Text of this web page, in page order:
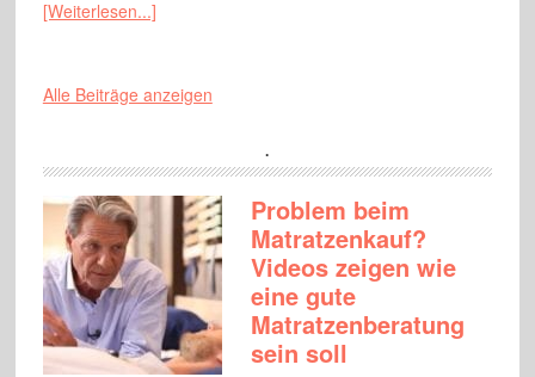
[Weiterlesen...]
Alle Beiträge anzeigen
.
Problem beim
Matratzenkauf?
Videos zeigen wie
eine gute
Matratzenberatung
sein soll